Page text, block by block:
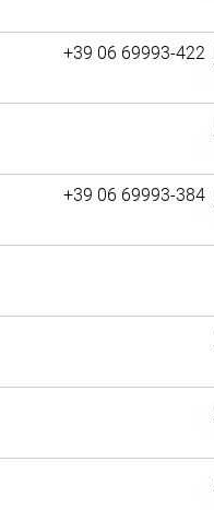
+39 06 69993-422
+39 06 69993-384